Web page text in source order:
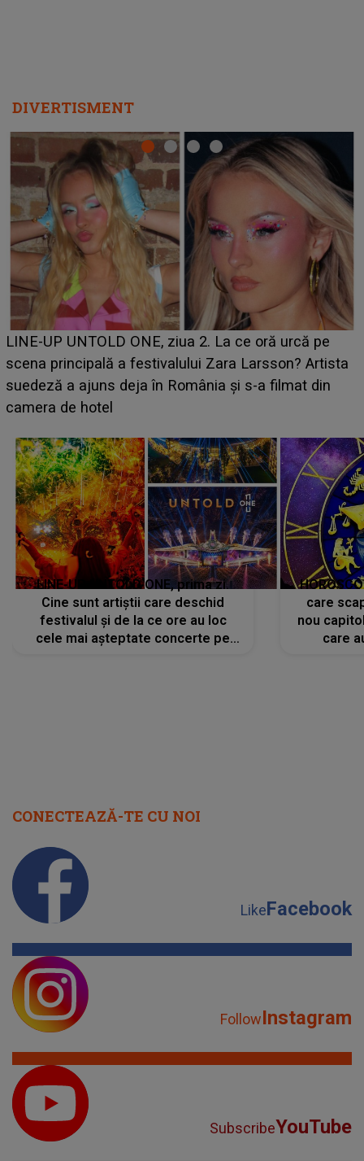
DIVERTISMENT
Ce a dezvăluit noua concurentă din "Casa Iubirii" l-a
luat prin surprindere pe Emanuel. CINE ESTE
BĂIATUL VIZAT de Alexandra?! Aflându-se în fața
faptului împlinit, A RECUNOSCUT IMEDIAT: "Am
LINE-UP UNTOLD ONE, prima zi.
Cine sunt artiștii care deschid
festivalul și de la ce ore au loc
cele mai așteptate concerte pe
care
nou
care
CONECTEAZĂ-TE CU NOI
LikeFacebook
FollowInstagram
SubscribeYouTube